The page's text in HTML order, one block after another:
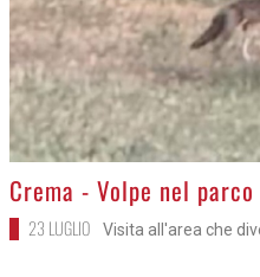
>
Crema - Volpe nel
23 LUGLIO Visita all'area che